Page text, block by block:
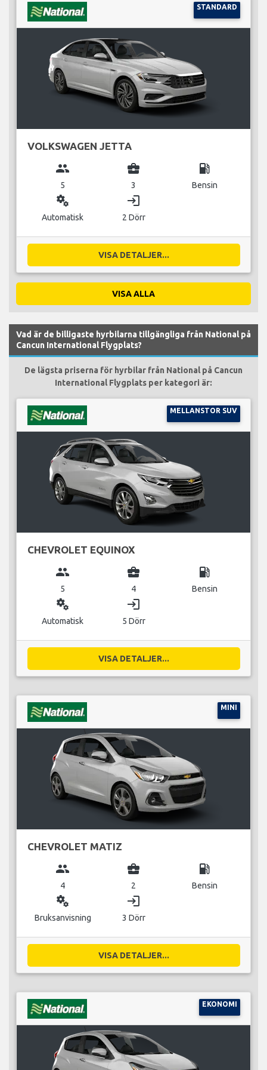
STANDARD
VOLKSWAGEN JETTA
group
5
business_center
3
local_gas_station
Bensin
miscellaneous_services
Automatisk
login
2 Dörr
VISA DETALJER...
VISA ALLA
Vad är de billigaste hyrbilarna tillgängliga från National på
Cancun International Flygplats?
De lägsta priserna för hyrbilar från National på Cancun
International Flygplats per kategori är:
MELLANSTOR SUV
CHEVROLET EQUINOX
group
5
business_center
4
local_gas_station
Bensin
miscellaneous_services
Automatisk
login
5 Dörr
VISA DETALJER...
MINI
CHEVROLET MATIZ
group
4
business_center
2
local_gas_station
Bensin
miscellaneous_services
Bruksanvisning
login
3 Dörr
VISA DETALJER...
EKONOMI